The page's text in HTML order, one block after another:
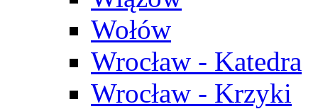
Wołów
Wrocław - Katedra
Wrocław - Krzyki